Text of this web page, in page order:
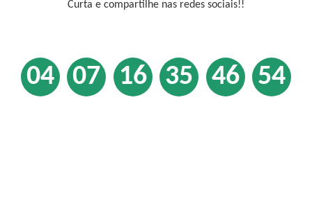
Curta e compartilhe nas redes sociais!!
04 07 16 35 46 54